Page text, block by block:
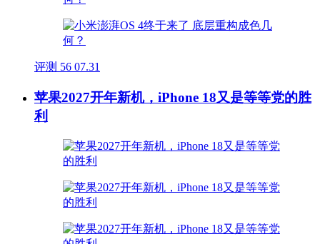
评测 56 07.31
苹果2027开年新机，iPhone 18又是等等党的胜
利